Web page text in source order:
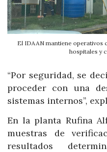
El IDAAN mantiene operativos
hospitales y
“Por seguridad, se
proceder con una
sistemas internos”,
En la planta Rufina
muestras de
resultados